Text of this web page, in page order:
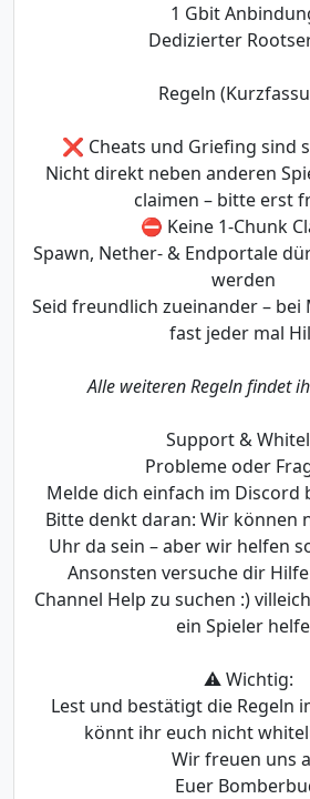
1 Gbit
Dedizierter
Regeln
❌ Cheats und Griefing sind
Nicht direkt neben anderen
claimen – bitte erst
⛔ Keine 1-Chunk
Spawn, Nether- & Endportale
werden
Seid freundlich zueinander –
fast jeder mal
Alle weiteren Regeln findet
Support &
Probleme oder
Melde dich einfach im Discord
Bitte denkt daran: Wir können
Uhr da sein – aber wir helfen
Ansonsten versuche dir
Channel Help zu suchen :)
ein Spieler
⚠️ Wichtig:
Lest und bestätigt die Regeln
könnt ihr euch nicht
Wir freuen uns
Euer